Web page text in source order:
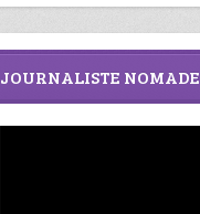
JOURNALISTE NOMADE